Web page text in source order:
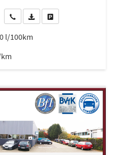
Wir rufen Sie anPDF-Datei, Fahrzeugexposé
l/100km